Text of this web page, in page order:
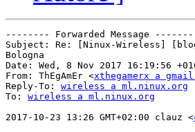
-------- Forwarded Message
Subject: Re: [Ninux-Wireless]
Bologna
Date: Wed, 8 Nov 2017 16:19:56
From: ThEgAmEr <xthegamerx a
Reply-To: wireless a ml.ninux.org
To: wireless a ml.ninux.org
2017-10-23 13:26 GMT+02:00 clauz <